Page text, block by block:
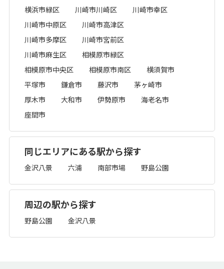
横浜市緑区
川崎市川崎区
川崎市幸区
川崎市中原区
川崎市高津区
川崎市多摩区
川崎市宮前区
川崎市麻生区
相模原市緑区
相模原市中央区
相模原市南区
横須賀市
平塚市
鎌倉市 藤沢市
茅ヶ崎市
厚木市
大和市 伊勢原市
海老名市
座間市
同じエリアにある駅から探す
金沢八景 六浦 南部市場 野島公園
周辺の駅から探す
野島公園 金沢八景